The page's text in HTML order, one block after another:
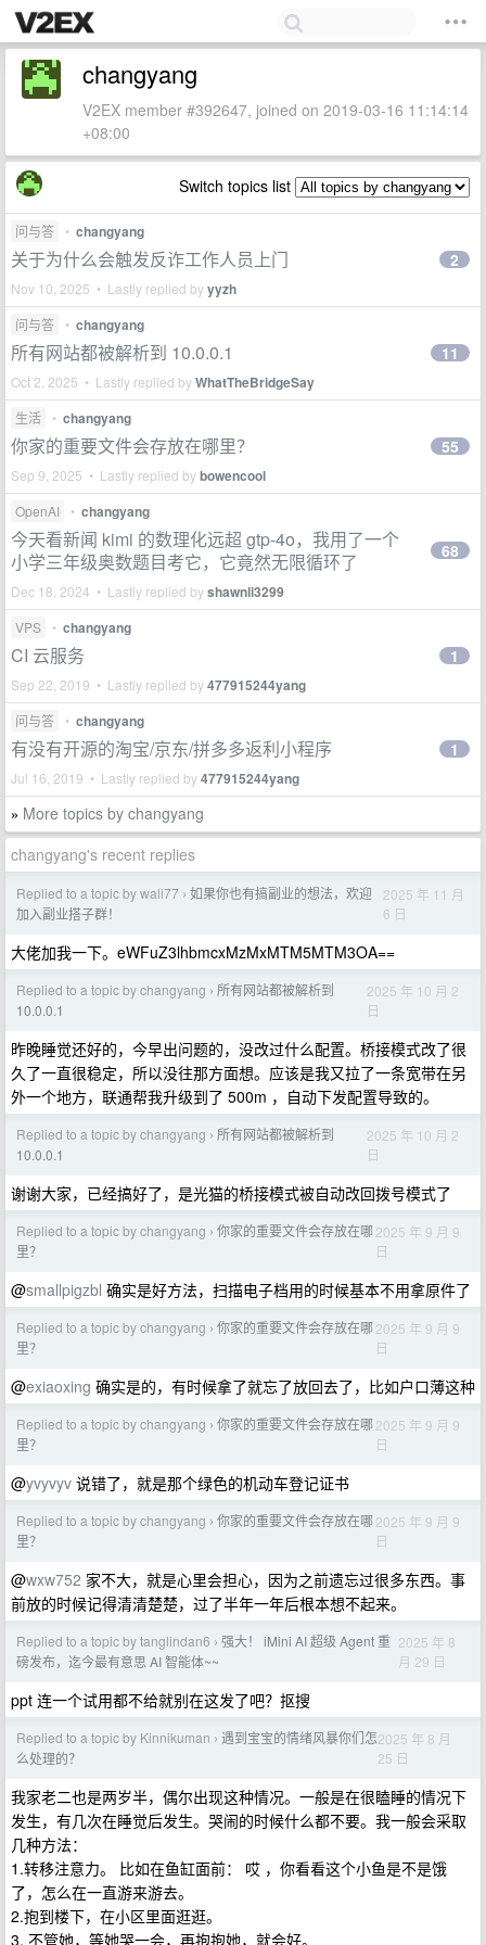
changyang
V2EX member #392647, joined on 2019-03-16 11:14:14
+08:00
Switch topics list
问与答 • changyang
关于为什么会触发反诈工作人员上门
Nov 10, 2025 • Lastly replied byyyzh
2
问与答 • changyang
所有网站都被解析到 10.0.0.1
Oct 2, 2025 • Lastly replied byWhatTheBridgeSay
11
生活 • changyang
你家的重要文件会存放在哪里？
Sep 9, 2025 • Lastly replied bybowencool
55
OpenAI • changyang
今天看新闻 kimi 的数理化远超 gtp-4o，我用了一个
小学三年级奥数题目考它，它竟然无限循环了
Dec 18, 2024 • Lastly replied byshawnli3299
68
VPS • changyang
CI 云服务
Sep 22, 2019 • Lastly replied by477915244yang
1
问与答 • changyang
有没有开源的淘宝/京东/拼多多返利小程序
Jul 16, 2019 • Lastly replied by477915244yang
1
» More topics by changyang
changyang's recent replies
Replied to a topic by wali77 › 如果你也有搞副业的想法，欢迎
加入副业搭子群！
2025 年 11 月
6 日
大佬加我一下。eWFuZ3lhbmcxMzMxMTM5MTM3OA==
Replied to a topic by changyang › 所有网站都被解析到
10.0.0.1
2025 年 10 月 2
日
昨晚睡觉还好的，今早出问题的，没改过什么配置。桥接模式改了很
久了一直很稳定，所以没往那方面想。应该是我又拉了一条宽带在另
外一个地方，联通帮我升级到了 500m ，自动下发配置导致的。
Replied to a topic by changyang › 所有网站都被解析到
10.0.0.1
2025 年 10 月 2
日
谢谢大家，已经搞好了，是光猫的桥接模式被自动改回拨号模式了
Replied to a topic by changyang › 你家的重要文件会存放在哪
里？
2025 年 9 月 9
日
@smallpigzbl 确实是好方法，扫描电子档用的时候基本不用拿原件了
Replied to a topic by changyang › 你家的重要文件会存放在哪
里？
2025 年 9 月 9
日
@exiaoxing 确实是的，有时候拿了就忘了放回去了，比如户口薄这种
Replied to a topic by changyang › 你家的重要文件会存放在哪
里？
2025 年 9 月 9
日
@yvyvyv 说错了，就是那个绿色的机动车登记证书
Replied to a topic by changyang › 你家的重要文件会存放在哪
里？
2025 年 9 月 9
日
@wxw752 家不大，就是心里会担心，因为之前遗忘过很多东西。事
前放的时候记得清清楚楚，过了半年一年后根本想不起来。
Replied to a topic by tanglindan6 › 强大！ iMini AI 超级 Agent 重
磅发布，迄今最有意思 AI 智能体~~
2025 年 8
月 29 日
ppt 连一个试用都不给就别在这发了吧？抠搜
Replied to a topic by Kinnikuman › 遇到宝宝的情绪风暴你们怎
么处理的？
2025 年 8 月
25 日
我家老二也是两岁半，偶尔出现这种情况。一般是在很瞌睡的情况下
发生，有几次在睡觉后发生。哭闹的时候什么都不要。我一般会采取
几种方法：
1.转移注意力。 比如在鱼缸面前： 哎 ，你看看这个小鱼是不是饿
了，怎么在一直游来游去。
2.抱到楼下，在小区里面逛逛。
3. 不管她，等她哭一会，再抱抱她，就会好。